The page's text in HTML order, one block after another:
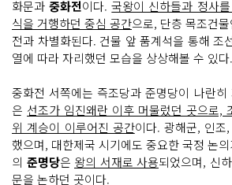
화문과중화전이다.국왕이 신하들과 정사
식을 거행하던 중심 공간으로, 단층 목조건
전과 차별화된다. 건물 앞 품계석을 통해 조
열에 따라 자리했던 모습을 상상해볼 수 있다.
중화전 서쪽에는 즉조당과 준명당이 나란히
은 선조가 임진왜란 이후 머물렀던 곳으로,
위 계승이 이루어진 공간이다. 광해군, 인조
했으며, 대한제국 시기에도 중요한 국정 논
의 준명당은 왕의 서재로 사용되었으며, 신
문을 논하던 곳이다.